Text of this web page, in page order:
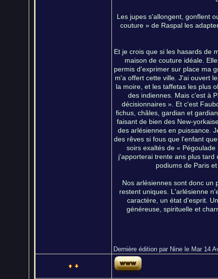
Les jupes s'allongent, gonflent
couture » de Raspal les
Et je crois que si les hasards de
maison de couture idéale.
permis d'exprimer sur place ma
m'a offert cette ville. J'ai ouvert
la moire, et les taffetas les plus
des indiennes. Mais c'est à
décisionnaires ». Et c'est
fichus, châles, gardian et
faisant de bien des New-
des arlésiennes en puissance.
des rêves si fous que l'enfant
soirs exaltés de «
j'apporterai trente ans plus tard
podiums de Paris
Nos arlésiennes sont donc un
restent uniques. L'arlésienne
caractère, un état d'esprit.
généreuse, spirituelle et
Dernière édition par Nine le Mar 14